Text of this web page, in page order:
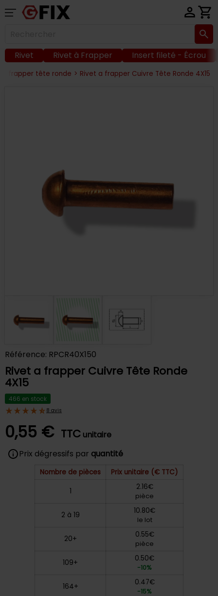
Rivet Rivet à Frapper Insert fileté - Écrou
à frapper tête ronde > Rivet a frapper Cuivre Tête Ronde 4X15
Référence: RPCR40X150
Rivet a frapper Cuivre Tête Ronde
4X15
466 en stock
8 avis
0,55 € TTC unitaire
Prix dégressifs par quantité
Nombre de pièces Prix unitaire (€ TTC)
1 2.16€
pièce
2 à 19 10.80€
le lot
20+ 0.55€
pièce
109+ 0.50€
-10%
164+ 0.47€
-15%